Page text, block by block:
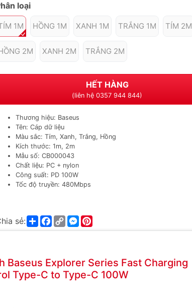
loại
1M HỒNG 1M XANH 1M TRẮNG 1M TÍM 2M
2M XANH 2M TRẮNG 2M
HẾT HÀNG
(liên hệ 0357 944 844)
Thương hiệu: Baseus
Tên: Cáp dữ liệu
Màu sắc: Tím, Xanh, Trắng, Hồng
Kích thước: 1m, 2m
Mẫu số: CB000043
Chất liệu: PC + nylon
Công suất: PD 100W
Tốc độ truyền: 480Mbps
sẻ: ShareFacebook
Copy
Link
Messenger
Baseus Explorer Series Fast Charging
Type-C to Type-C 100W